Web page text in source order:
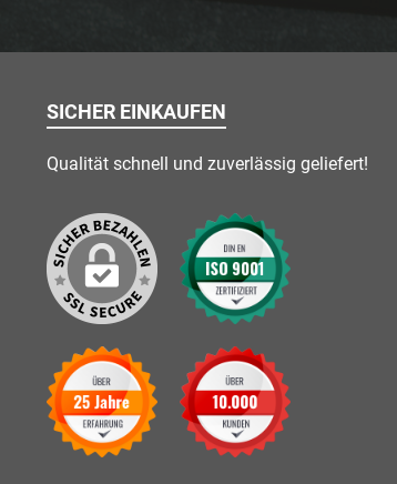
SICHER EINKAUFEN
Qualität schnell und zuverlässig geliefert!